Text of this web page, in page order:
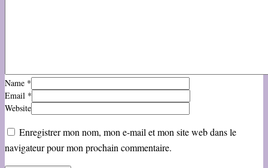
Name *
Email *
Website
Enregistrer mon nom, mon e-mail et mon site web dans le
navigateur pour mon prochain commentaire.